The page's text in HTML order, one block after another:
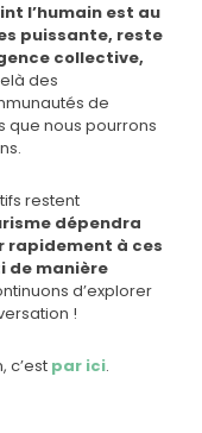
l’humain est au
puissante, reste
collective,
des
de
que nous pourrons
restent
dépendra
rapidement à ces
de manière
d’explorer
!
c’est par ici.